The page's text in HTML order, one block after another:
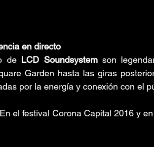
en directo
de LCD Soundsystem son
Garden hasta las giras
por la energía y conexión con el
el festival Corona Capital 2016 y